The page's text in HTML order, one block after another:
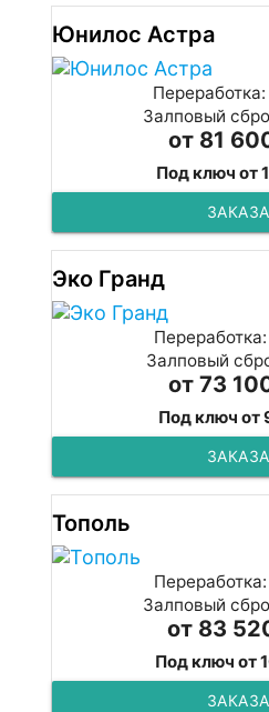
Юнилос Астра
Залповый
от 81
Под ключ от
Эко Гранд
Залповый
от 73
Под ключ от
Тополь
Залповый
от 83
Под ключ от